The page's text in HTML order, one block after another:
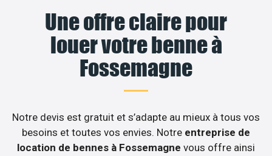
Une offre claire pour
louer votre benne à
Fossemagne
Notre devis est gratuit et s’adapte au mieux à tous vos
besoins et toutes vos envies. Notre entreprise de
location de bennes à Fossemagne vous offre ainsi